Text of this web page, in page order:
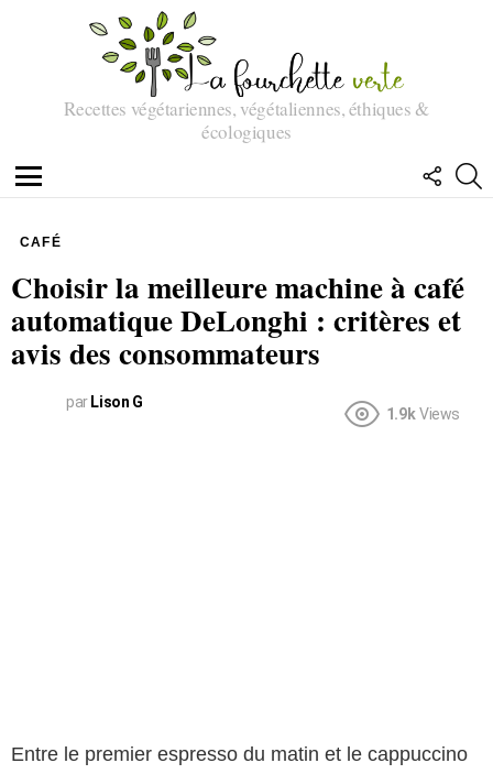
Recettes végétariennes, végétaliennes, éthiques &
écologiques
Menu
NOUS
CAFÉ
Choisir la meilleure machine à café
automatique DeLonghi : critères et
avis des consommateurs
par Lison G
1.9k Views
Entre le premier espresso du matin et le cappuccino